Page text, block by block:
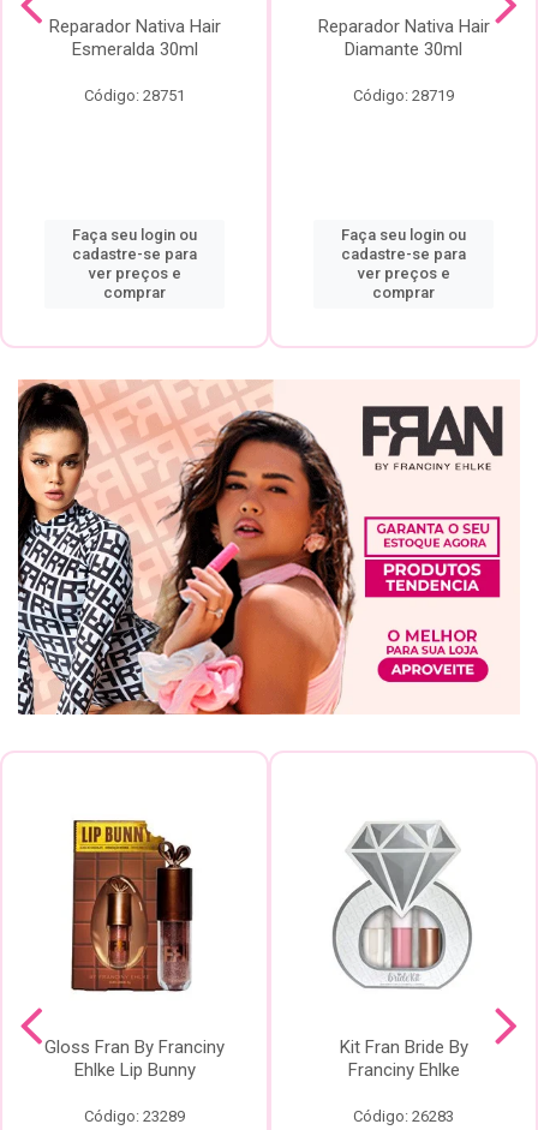
Reparador Nativa Hair
Esmeralda 30ml
Código: 28751
Faça seu login ou
cadastre-se para
ver preços e
comprar
Reparador Nativa Hair
Diamante 30ml
Código: 28719
Faça seu login ou
cadastre-se para
ver preços e
comprar
Gloss Fran By Franciny
Ehlke Lip Bunny
Código: 23289
Kit Fran Bride By
Franciny Ehlke
Código: 26283